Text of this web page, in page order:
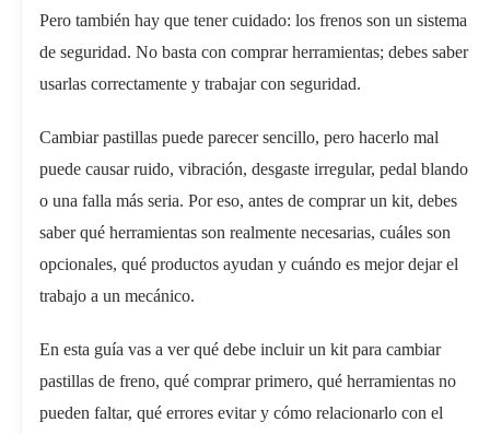
Pero también hay que tener cuidado: los frenos son un sistema
de seguridad. No basta con comprar herramientas; debes saber
usarlas correctamente y trabajar con seguridad.
Cambiar pastillas puede parecer sencillo, pero hacerlo mal
puede causar ruido, vibración, desgaste irregular, pedal blando
o una falla más seria. Por eso, antes de comprar un kit, debes
saber qué herramientas son realmente necesarias, cuáles son
opcionales, qué productos ayudan y cuándo es mejor dejar el
trabajo a un mecánico.
En esta guía vas a ver qué debe incluir un kit para cambiar
pastillas de freno, qué comprar primero, qué herramientas no
pueden faltar, qué errores evitar y cómo relacionarlo con el